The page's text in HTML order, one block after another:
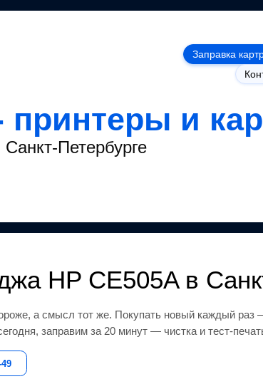
Заправка
принтеры и
Петербурге
HP CE505Aв
а смысл тот же. Покупать новый каждый раз
заправим за 20 минут — чистка и тест-